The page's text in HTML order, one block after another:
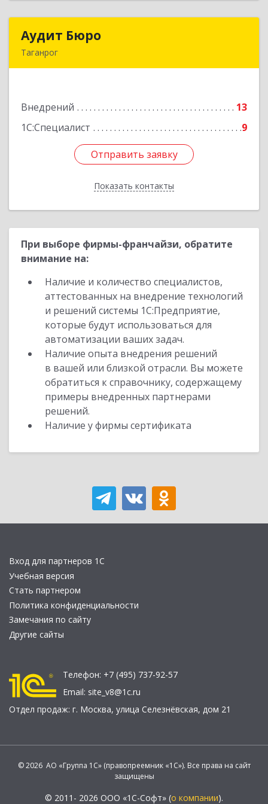
Аудит Бюро
Таганрог
Внедрений
13
1С:Специалист
9
Отправить заявку
Показать контакты
Подробнее
Отправить заявку
Назад
При выборе фирмы-франчайзи, обратите
внимание на:
Наличие и количество специалистов,
аттестованных на внедрение технологий
и решений системы 1С:Предприятие,
которые будут использоваться для
автоматизации ваших задач.
Наличие опыта внедрения решений
в вашей или близкой отрасли. Вы можете
обратиться к справочнику, содержащему
примеры внедренных партнерами
решений.
Наличие у фирмы сертификата
Вход для партнеров 1С
Учебная версия
Стать партнером
Политика конфиденциальности
Замечания по сайту
Другие сайты
Телефон: +7 (495) 737-92-57
Email: site_v8@1c.ru
Отдел продаж: г. Москва, улица Селезнёвская, дом 21
© 2026 АО «Группа 1С» (правопреемник «1С»). Все права на сайт
защищены
© 2011- 2026 ООО «1С-Софт» (о компании).